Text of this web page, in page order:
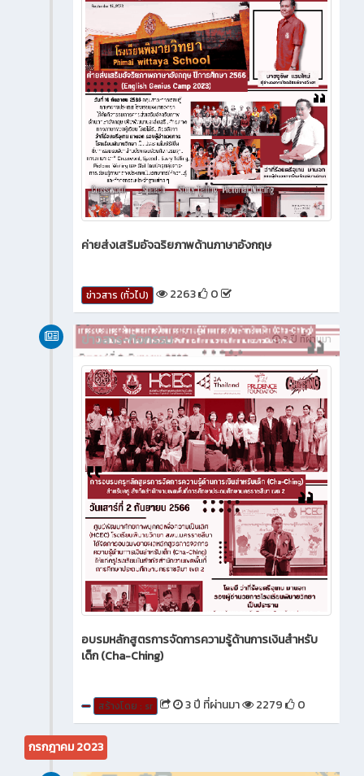
ค่ายส่งเสริมอัจฉริยภาพด้านภาษาอังกฤษ
ข่าวสาร (ทั่วไป) 2263 0
3 ปี ที่ผ่านมา
ข่าวสาร-กิจกรรม
อบรมหลักสูตรการจัดการความรู้ด้านการเงินสำหรับ
เด็ก (Cha-Ching)
สร้างโดย : sr 3 ปี ที่ผ่านมา 2279 0
กรกฎาคม 2023